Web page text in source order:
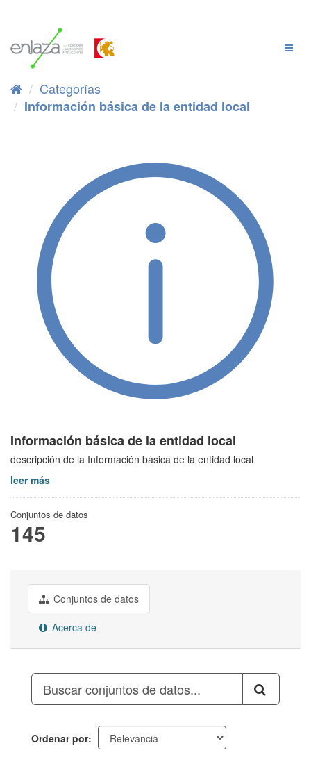
Categorías
Información básica de la entidad local
Información básica de la entidad local
descripción de la Información básica de la entidad local
leer más
Conjuntos de datos
145
Conjuntos de datos
Acerca de
Ordenar por